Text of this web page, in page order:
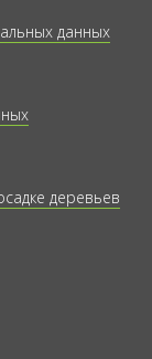
данных
деревьев